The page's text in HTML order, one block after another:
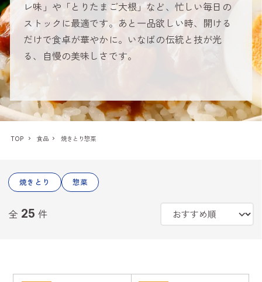
レ味」や「とりたまご大根」など、忙しい毎日の
ストックに最適です。あと一品欲しい時、開ける
だけで食卓が華やかに。いなばの伝統と技が光
る、自慢の美味しさです。
TOP 食品 焼きとり惣菜
焼きとり 惣菜
全 25 件